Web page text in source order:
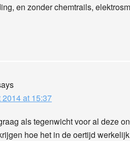
en zonder chemtrails,
at 15:37
als tegenwicht voor al deze
hoe het in de oertijd